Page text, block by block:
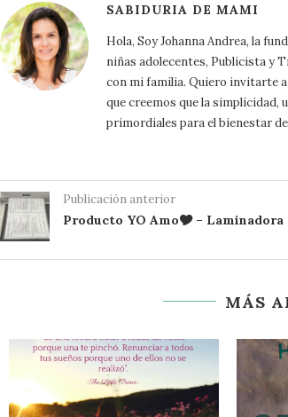
SABIDURIA DE MAMI
Hola, Soy Johanna Andrea, la
niñas adolecentes, Publicista y
con mi familia. Quiero invitarte a
que creemos que la simplicidad,
primordiales para el bienestar
Publicación anterior
Producto YO Amo🎔 – Laminadora
MÁS